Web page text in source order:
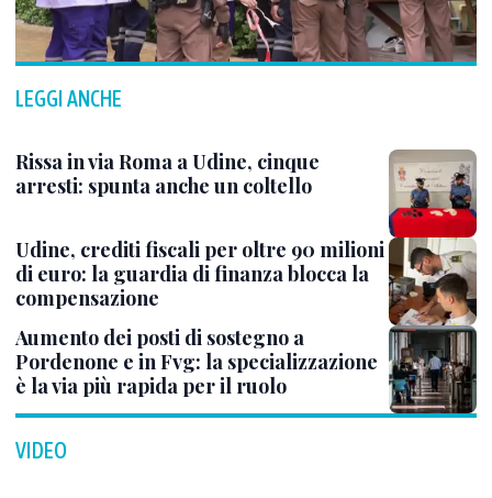
LEGGI ANCHE
Rissa in via Roma a Udine, cinque
arresti: spunta anche un coltello
Udine, crediti fiscali per oltre 90 milioni
di euro: la guardia di finanza blocca la
compensazione
Aumento dei posti di sostegno a
Pordenone e in Fvg: la specializzazione
è la via più rapida per il ruolo
VIDEO